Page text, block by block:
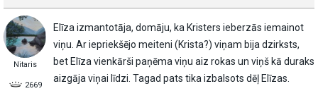
Nitaris
2669
Elīza izmantotāja, domāju, ka Kristers ieberzās iemainot
viņu. Ar iepriekšējo meiteni (Krista?) viņam bija dzirksts,
bet Elīza vienkārši paņēma viņu aiz rokas un viņš kā duraks
aizgāja viņai līdzi. Tagad pats tika izbalsots dēļ Elīzas.